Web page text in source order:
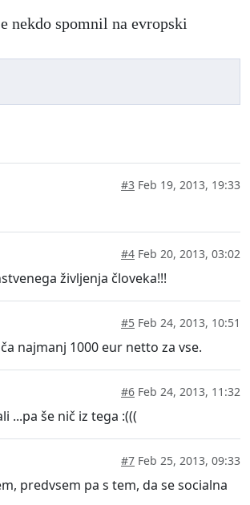
nekdo spomnil na evropski
#3 Feb 19, 2013, 19:33
#4 Feb 20, 2013, 03:02
življenja človeka!!!
#5 Feb 24, 2013, 10:51
najmanj 1000 eur netto za vse.
#6 Feb 24, 2013, 11:32
...pa še nič iz tega :(((
#7 Feb 25, 2013, 09:33
predvsem pa s tem, da se socialna